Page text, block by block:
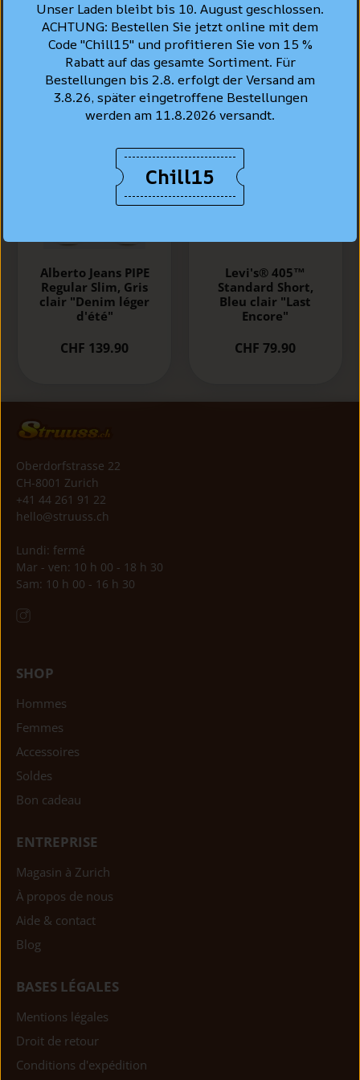
Alberto Jeans PIPE
Regular Slim, Gris
clair "Denim léger
d'été"
CHF 139.90
Levi's® 405™
Standard Short,
Bleu clair "Last
Encore"
CHF 79.90
Oberdorfstrasse 22
CH-8001 Zurich
+41 44 261 91 22
hello@struuss.ch
Lundi: fermé
Mar - ven: 10 h 00 - 18 h 30
Sam: 10 h 00 - 16 h 30
SHOP
Hommes
Femmes
Accessoires
Soldes
Bon cadeau
ENTREPRISE
Magasin à Zurich
À propos de nous
Aide & contact
Blog
BASES LÉGALES
Mentions légales
Droit de retour
Conditions d'expédition
Unser Laden bleibt bis 10. August geschlossen.
ACHTUNG: Bestellen Sie jetzt online mit dem
Code "Chill15" und profitieren Sie von 15 %
Rabatt auf das gesamte Sortiment. Für
Bestellungen bis 2.8. erfolgt der Versand am
3.8.26, später eingetroffene Bestellungen
werden am 11.8.2026 versandt.
Chill15